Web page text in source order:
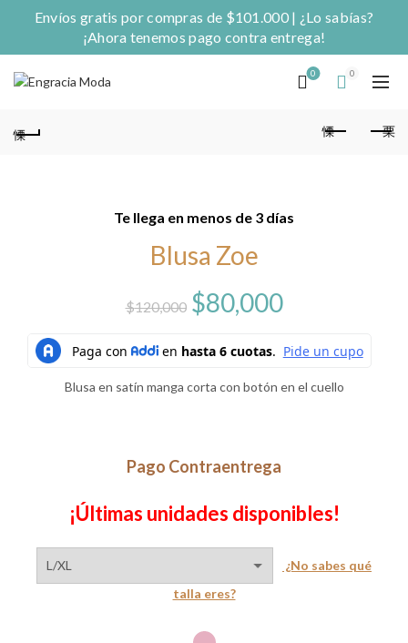
Envíos gratis por compras de $101.000 | ¿Lo sabías?
¡Ahora tenemos pago contra entrega!
0 0
Te llega en menos de 3 días
Blusa Zoe
$120,000 El
precio
original
$120,000.
$80,000El
precio
actual
Blusa en satín manga corta con botón en el cuello
Pago Contraentrega
¡Últimas unidades disponibles!
¿No sabes qué
talla eres?